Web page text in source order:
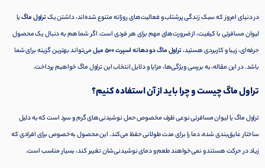
در دنیای امروز که سبک زندگی پرشتاب و فعالیت‌های روزانه متنوع شده‌اند، داشتن یکتراول ماگیا
لیوان مسافرتی با کیفیت، از ضرورت‌های مهم برای هر فردی است. اگر شما هم به دنبال یک محصول
حرفه‌ای، زیبا و کاربردی هستید،تراول ماگ دو دهانه اسپرت 500 میل
می‌تواند بهترین گزینه برای شما
باشد. در این مقاله، به بررسی ویژگی‌ها، مزایا و دلایل انتخاب این تراول ماگ خواهیم پرداخت.
تراول ماگ چیست و چرا باید از آن استفاده کنیم؟
تراول ماگ یا لیوان مسافرتی نوعی ظرف مخصوص حمل نوشیدنی‌های گرم و سرد است که به دلیل
ساختار عایق‌بندی شده، دما را برای مدت طولانی حفظ می‌کند. این محصول به‌خصوص برای افرادی که
زیاد در حرکت هستند و نمی‌خواهند طعم و دمای نوشیدنی‌شان تغییر کند، بسیار مناسب است.